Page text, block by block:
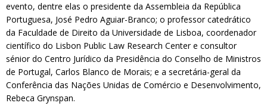
evento, dentre elas o presidente da Assembleia da República
Portuguesa, José Pedro Aguiar-Branco; o professor catedrático
da Faculdade de Direito da Universidade de Lisboa, coordenador
científico do Lisbon Public Law Research Center e consultor
sénior do Centro Jurídico da Presidência do Conselho de Ministros
de Portugal, Carlos Blanco de Morais; e a secretária-geral da
Conferência das Nações Unidas de Comércio e Desenvolvimento,
Rebeca Grynspan.